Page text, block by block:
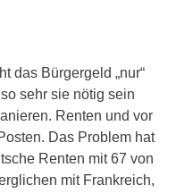
das Bürgergeld „nur“
sehr sie nötig sein
Renten und vor
Das Problem hat
Renten mit 67 von
mit Frankreich,